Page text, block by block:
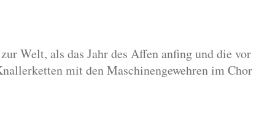
Welt, als das Jahr des Affen anfing und die vor
mit den Maschinengewehren im Chor